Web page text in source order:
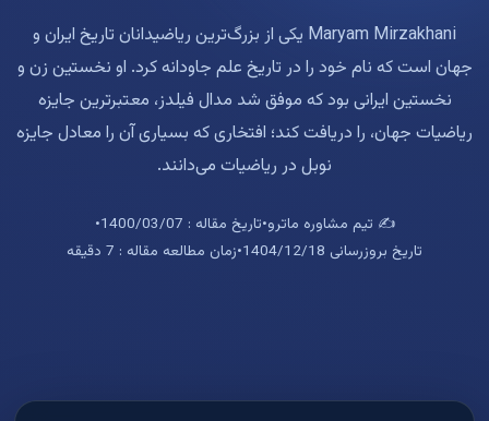
Maryam Mirzakhani یکی از بزرگ‌ترین ریاضیدانان تاریخ ایران و
جهان است که نام خود را در تاریخ علم جاودانه کرد. او نخستین زن و
نخستین ایرانی بود که موفق شد مدال فیلدز، معتبرترین جایزه
ریاضیات جهان، را دریافت کند؛ افتخاری که بسیاری آن را معادل جایزه
نوبل در ریاضیات می‌دانند.
✍️ تیم مشاوره ماترو•تاریخ مقاله : 1400/03/07
•
تاریخ بروزرسانی 1404/12/18
•زمان مطالعه مقاله : 7 دقیقه